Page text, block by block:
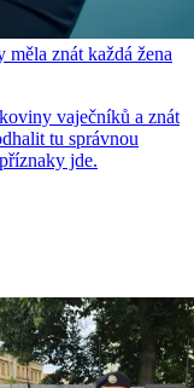
znát každá žena
vaječníků a znát
tu správnou
jde.